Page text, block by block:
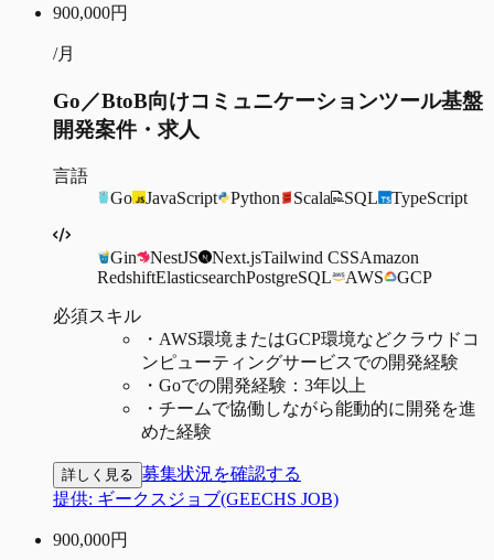
900,000円
/月
Go／BtoB向けコミュニケーションツール基盤
開発案件・求人
言語
Go
JavaScript Python Scala SQL TypeScript
Gin NestJS Next.jsTailwind CSSAmazon
RedshiftElasticsearchPostgreSQL AWS GCP
必須スキル
・ AWS環境またはGCP環境などクラウドコ
ンピューティングサービスでの開発経験
・ Goでの開発経験：3年以上
・ チームで協働しながら能動的に開発を進
めた経験
詳しく見る 募集状況を確認する
提供: ギークスジョブ(GEECHS JOB)
900,000円